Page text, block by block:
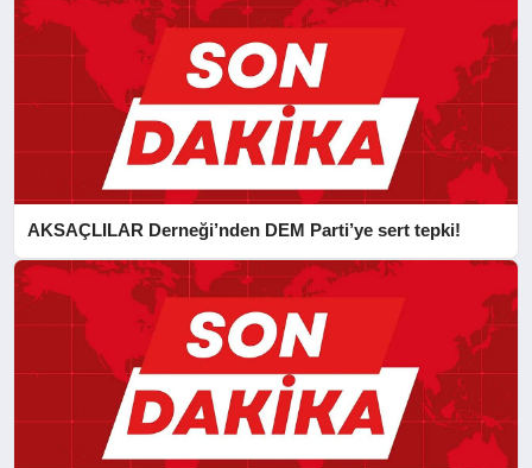
AKSAÇLILAR Derneği’nden DEM Parti’ye sert tepki!